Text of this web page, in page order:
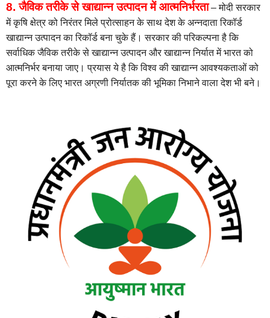
8. जैविक तरीके से खाद्यान्न उत्पादन में आत्मनिर्भरता– मोदी सरकार
में कृषि क्षेत्र को निरंतर मिले प्रोत्साहन के साथ देश के अन्नदाता रिकॉर्ड
खाद्यान्न उत्पादन का रिकॉर्ड बना चुके हैं। सरकार की परिकल्पना है कि
सर्वाधिक जैविक तरीके से खाद्यान्न उत्‍पादन और खाद्यान्न निर्यात में भारत को
आत्मनिर्भर बनाया जाए। प्रयास ये है कि विश्व की खाद्यान्न आवश्यकताओं को
पूरा करने के लिए भारत अग्रणी निर्यातक की भूमिका निभाने वाला देश भी बने।